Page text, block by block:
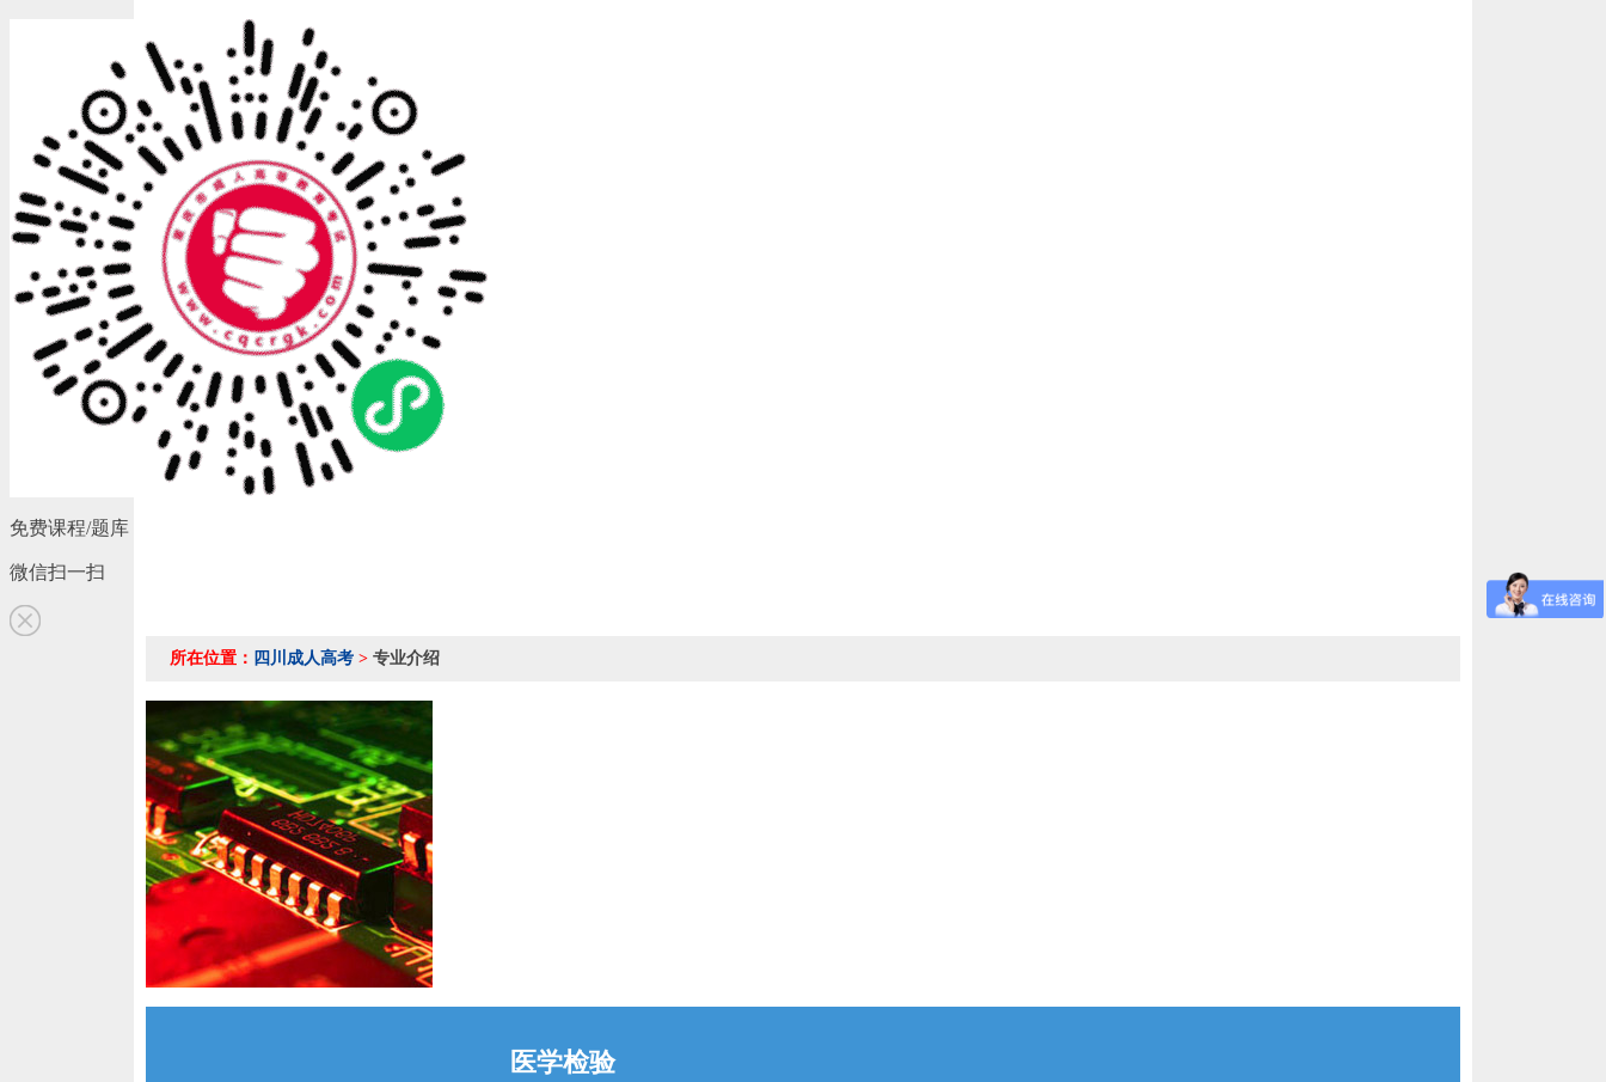
免费课程/题库
微信扫一扫
所在位置： 四川成人高考 > 专业介绍
医学检验